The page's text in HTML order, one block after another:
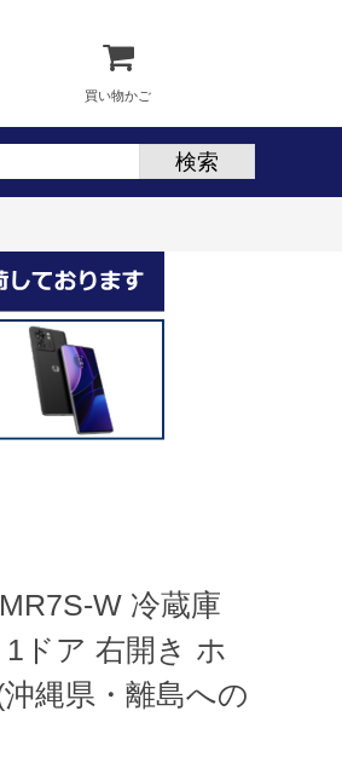
買い物かご
W 冷蔵庫
ドア 右開き ホ
縄県・離島への